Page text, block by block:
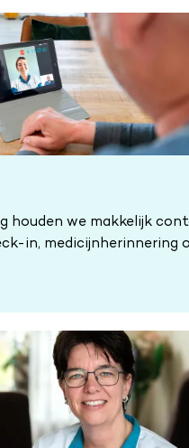
houden we makkelijk
in, medicijnherinnering